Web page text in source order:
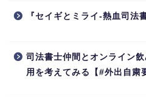
『セイギとミライ-熱血司法
司法書士仲間とオンライン
用を考えてみる【#外出自粛